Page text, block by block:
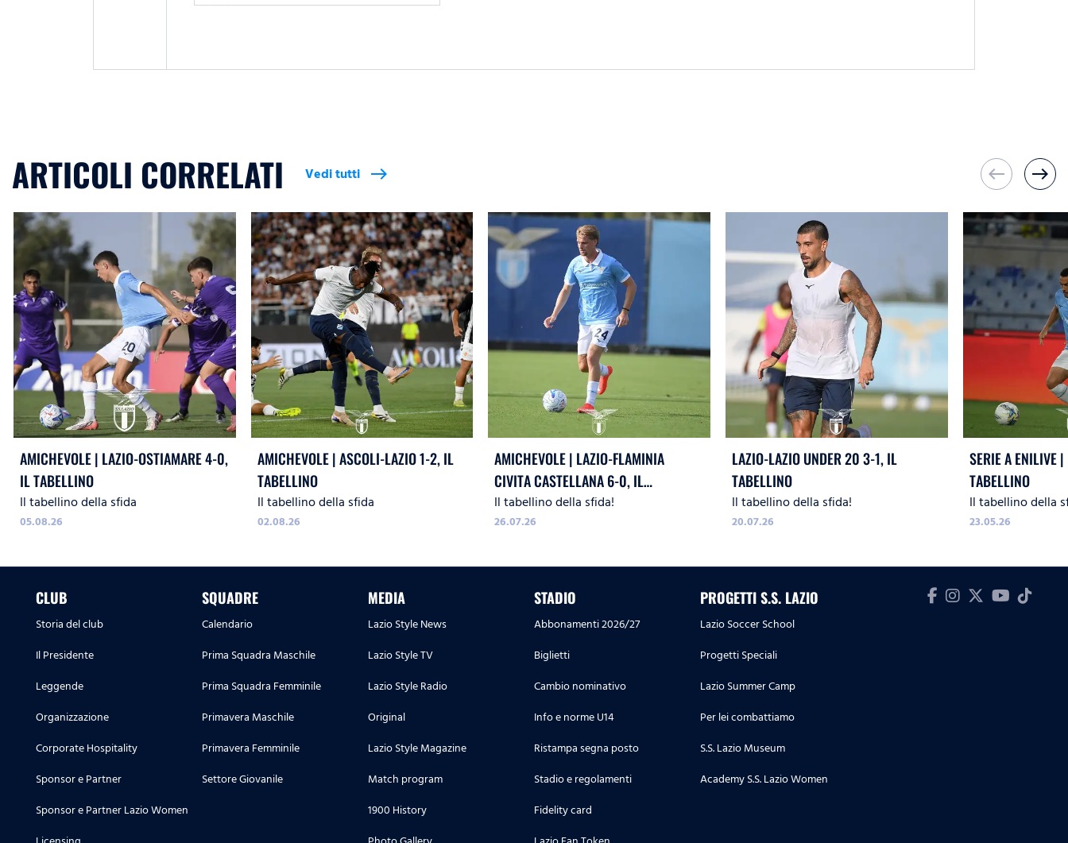
ARTICOLI CORRELATI Vedi tutti east west east
AMICHEVOLE | LAZIO-OSTIAMARE 4-0,
IL TABELLINO
Il tabellino della sfida
05.08.26
AMICHEVOLE | ASCOLI-LAZIO 1-2, IL
TABELLINO
Il tabellino della sfida
02.08.26
AMICHEVOLE | LAZIO-FLAMINIA
CIVITA CASTELLANA 6-0, IL
TABELLINO
Il tabellino della sfida!
26.07.26
LAZIO-LAZIO UNDER 20 3-1, IL
TABELLINO
Il tabellino della sfida!
20.07.26
SERIE A ENILIVE
TABELLINO
Il tabellino della
23.05.26
CLUB
Storia del club
Il Presidente
Leggende
Organizzazione
Corporate Hospitality
Sponsor e Partner
Sponsor e Partner Lazio Women
SQUADRE
Calendario
Prima Squadra Maschile
Prima Squadra Femminile
Primavera Maschile
Primavera Femminile
Settore Giovanile
MEDIA
Lazio Style News
Lazio Style TV
Lazio Style Radio
Original
Lazio Style Magazine
Match program
1900 History
STADIO
Abbonamenti 2026/27
Biglietti
Cambio nominativo
Info e norme U14
Ristampa segna posto
Stadio e regolamenti
Fidelity card
PROGETTI S.S. LAZIO
Lazio Soccer School
Progetti Speciali
Lazio Summer Camp
Per lei combattiamo
S.S. Lazio Museum
Academy S.S. Lazio Women